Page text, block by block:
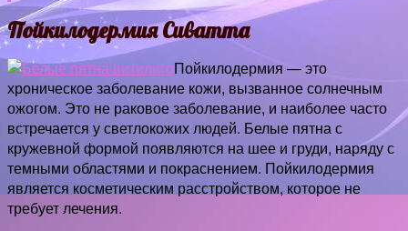
Пойкилодермия Сиватта
Пойкилодермия — это
хроническое заболевание кожи, вызванное солнечным
ожогом. Это не раковое заболевание, и наиболее часто
встречается у светлокожих людей. Белые пятна с
кружевной формой появляются на шее и груди, наряду с
темными областями и покраснением. Пойкилодермия
является косметическим расстройством, которое не
требует лечения.